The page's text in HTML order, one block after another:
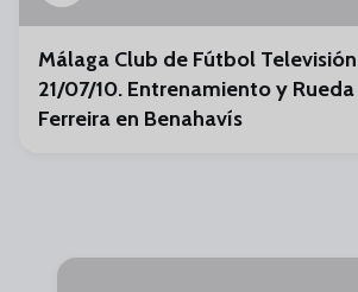
Málaga Club de Fútbol
21/07/10. Entrenamiento y
Ferreira en Benahavís